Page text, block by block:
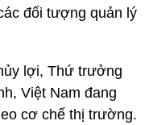
đối tượng quản lý
lợi, Thứ trưởng
Việt Nam đang
cơ chế thị trường.